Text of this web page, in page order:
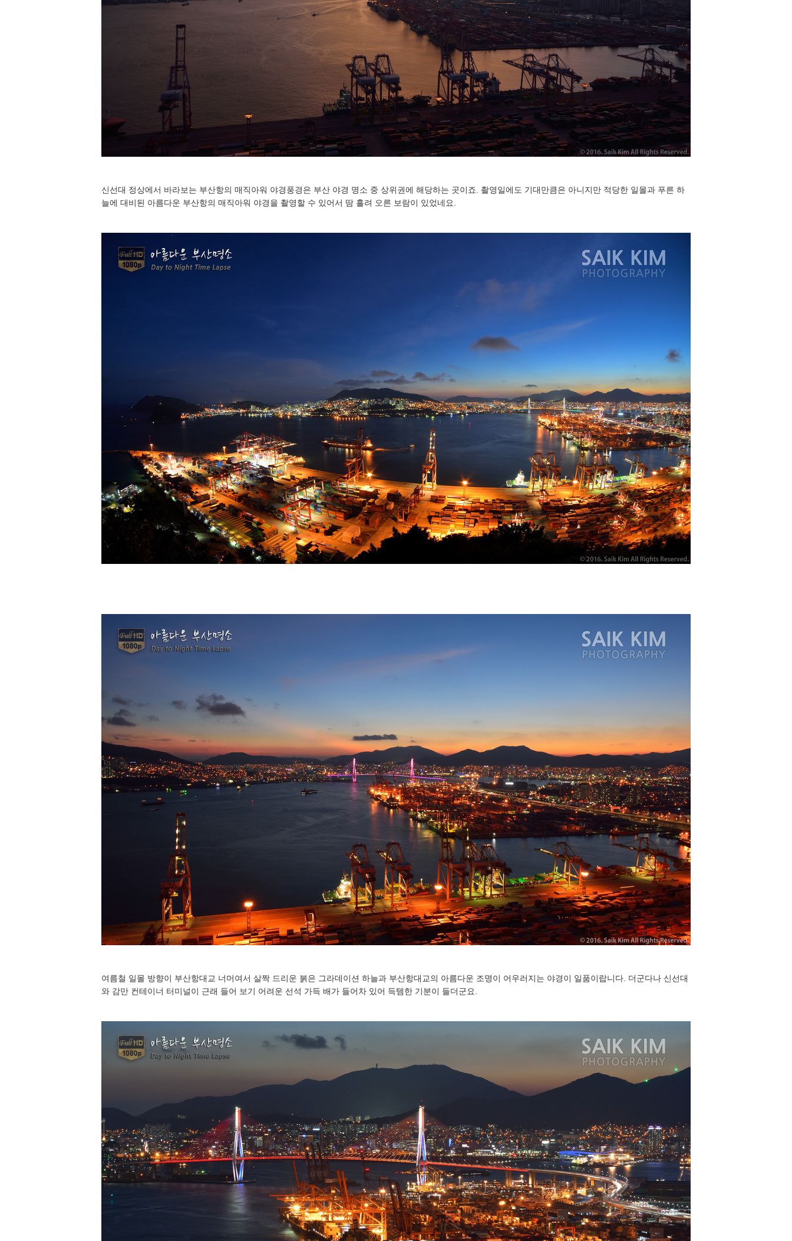
신선대 정상에서 바라보는 부산항의 매직아워 야경풍경은 부산 야경 명소 중 상위권에 해당하는 곳이죠. 촬영일에도 기대만큼은 아니지만 적당한 일몰과 푸른 하
늘에 대비된 아름다운 부산항의 매직아워 야경을 촬영할 수 있어서 땀 흘려 오른 보람이 있었네요.
여름철 일몰 방향이 부산항대교 너머여서 살짝 드리운 붉은 그라데이션 하늘과 부산항대교의 아름다운 조명이 어우러지는 야경이 일품이랍니다. 더군다나 신선대
와 감만 컨테이너 터미널이 근래 들어 보기 어려운 선석 가득 배가 들어차 있어 득템한 기분이 들더군요.